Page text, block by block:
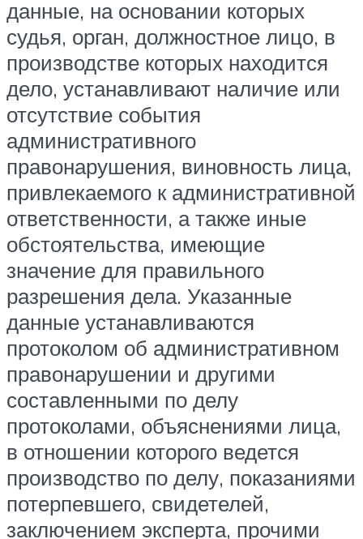
данные, на основании которых
судья, орган, должностное лицо, в
производстве которых находится
дело, устанавливают наличие или
отсутствие события
административного
правонарушения, виновность лица,
привлекаемого к административной
ответственности, а также иные
обстоятельства, имеющие
значение для правильного
разрешения дела. Указанные
данные устанавливаются
протоколом об административном
правонарушении и другими
составленными по делу
протоколами, объяснениями лица,
в отношении которого ведется
производство по делу, показаниями
потерпевшего, свидетелей,
заключением эксперта, прочими